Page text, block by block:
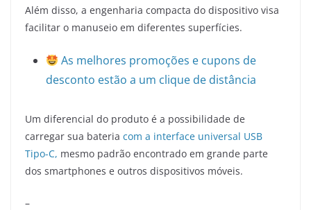
Além disso, a engenharia compacta do dispositivo visa
facilitar o manuseio em diferentes superfícies.
As melhores promoções e cupons de
desconto estão a um clique de distância
Um diferencial do produto é a possibilidade de
carregar sua bateria com a interface universal USB
Tipo-C, mesmo padrão encontrado em grande parte
dos smartphones e outros dispositivos móveis.
–